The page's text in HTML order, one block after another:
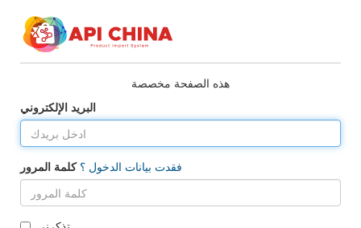
هذه الصفحة مخصصة
البريد الإلكتروني
كلمة المرور فقدت بيانات الدخول ؟